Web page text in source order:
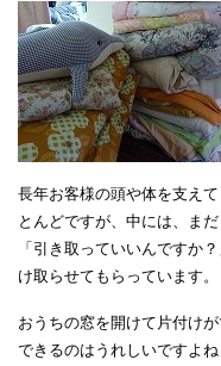
長年お客様の頭や体を支え
とんどですが、中には、ま
「引き取っていいんですか
け取らせてもらっています。
おうちの窓を開けて片付け
できるのはうれしいですよね